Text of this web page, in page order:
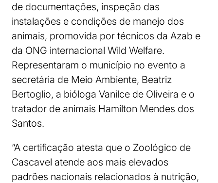
de documentações, inspeção das
instalações e condições de manejo dos
animais, promovida por técnicos da Azab e
da ONG internacional Wild Welfare.
Representaram o município no evento a
secretária de Meio Ambiente, Beatriz
Bertoglio, a bióloga Vanilce de Oliveira e o
tratador de animais Hamilton Mendes dos
Santos.
“A certificação atesta que o Zoológico de
Cascavel atende aos mais elevados
padrões nacionais relacionados à nutrição,